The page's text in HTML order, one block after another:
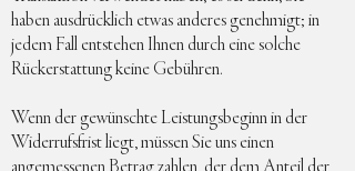
haben ausdrücklich etwas anderes genehmigt; in
jedem Fall entstehen Ihnen durch eine solche
Rückerstattung keine Gebühren.
Wenn der gewünschte Leistungsbeginn in der
Widerrufsfrist liegt, müssen Sie uns einen